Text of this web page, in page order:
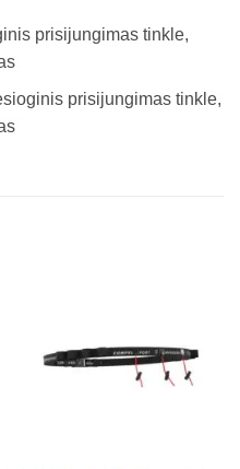
prisijungimas tinkle,
prisijungimas tinkle,